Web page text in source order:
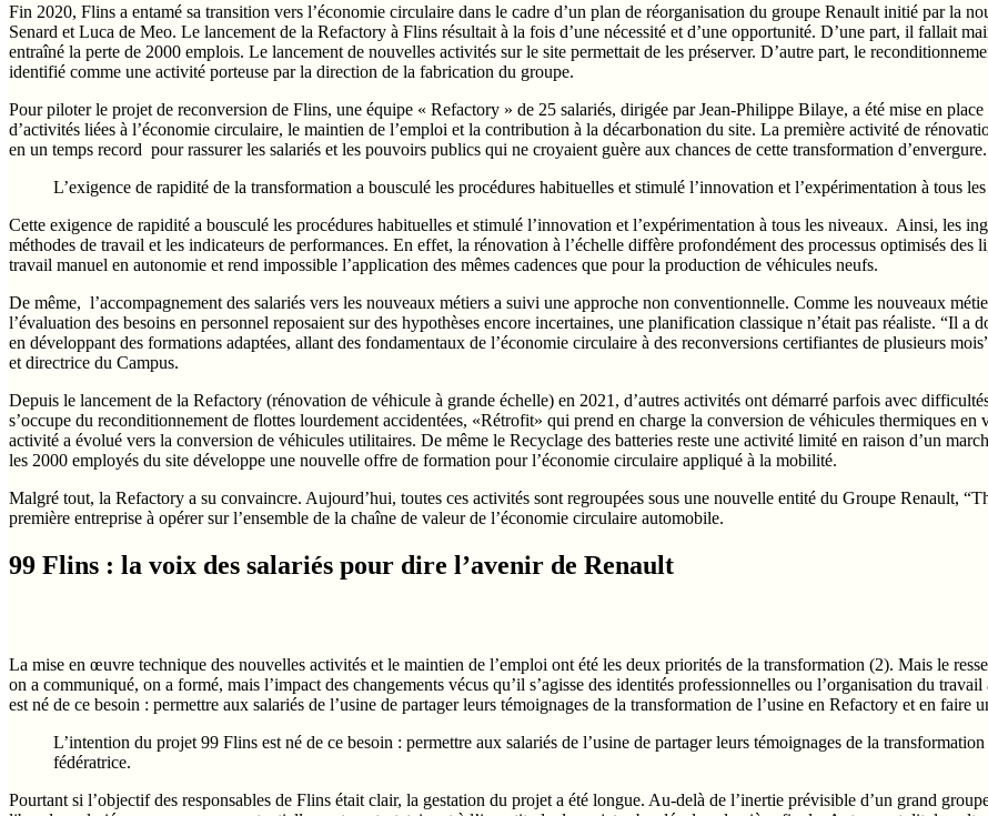
Fin 2020, Flins a entamé sa transition vers l’économie circulaire dans le cadre d’un plan de réorganisation du groupe Renault initié par la
Senard et Luca de Meo. Le lancement de la Refactory à Flins résultait à la fois d’une nécessité et d’une opportunité. D’une part, il fallait
entraîné la perte de 2000 emplois. Le lancement de nouvelles activités sur le site permettait de les préserver. D’autre part, le
identifié comme une activité porteuse par la direction de la fabrication du groupe.
Pour piloter le projet de reconversion de Flins, une équipe « Refactory » de 25 salariés, dirigée par Jean-Philippe Bilaye, a été mise en
d’activités liées à l’économie circulaire, le maintien de l’emploi et la contribution à la décarbonation du site. La première activité de
en un temps record pour rassurer les salariés et les pouvoirs publics qui ne croyaient guère aux chances de cette transformation d’envergure.
L’exigence de rapidité de la transformation a bousculé les procédures habituelles et stimulé l’innovation et l’expérimentation à tous
Cette exigence de rapidité a bousculé les procédures habituelles et stimulé l’innovation et l’expérimentation à tous les niveaux. Ainsi, les
méthodes de travail et les indicateurs de performances. En effet, la rénovation à l’échelle diffère profondément des processus optimisés des
travail manuel en autonomie et rend impossible l’application des mêmes cadences que pour la production de véhicules neufs.
De même, l’accompagnement des salariés vers les nouveaux métiers a suivi une approche non conventionnelle. Comme les nouveaux
l’évaluation des besoins en personnel reposaient sur des hypothèses encore incertaines, une planification classique n’était pas réaliste. “Il a
en développant des formations adaptées, allant des fondamentaux de l’économie circulaire à des reconversions certifiantes de plusieurs
et directrice du Campus.
Depuis le lancement de la Refactory (rénovation de véhicule à grande échelle) en 2021, d’autres activités ont démarré parfois avec
s’occupe du reconditionnement de flottes lourdement accidentées, «Rétrofit» qui prend en charge la conversion de véhicules thermiques
activité a évolué vers la conversion de véhicules utilitaires. De même le Recyclage des batteries reste une activité limité en raison d’un
les 2000 employés du site développe une nouvelle offre de formation pour l’économie circulaire appliqué à la mobilité.
Malgré tout, la Refactory a su convaincre. Aujourd’hui, toutes ces activités sont regroupées sous une nouvelle entité du Groupe Renault,
première entreprise à opérer sur l’ensemble de la chaîne de valeur de l’économie circulaire automobile.
99 Flins : la voix des salariés pour dire l’avenir de Renault
La mise en œuvre technique des nouvelles activités et le maintien de l’emploi ont été les deux priorités de la transformation (2). Mais le
on a communiqué, on a formé, mais l’impact des changements vécus qu’il s’agisse des identités professionnelles ou l’organisation du
est né de ce besoin : permettre aux salariés de l’usine de partager leurs témoignages de la transformation de l’usine en Refactory et en faire
L’intention du projet 99 Flins est né de ce besoin : permettre aux salariés de l’usine de partager leurs témoignages de la
fédératrice.
Pourtant si l’objectif des responsables de Flins était clair, la gestation du projet a été longue. Au-delà de l’inertie prévisible d’un grand